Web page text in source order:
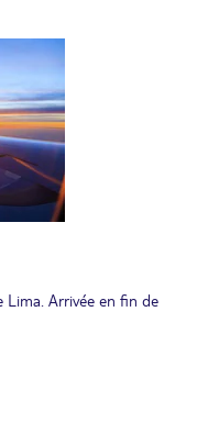
Lima. Arrivée en fin de
hôtel.